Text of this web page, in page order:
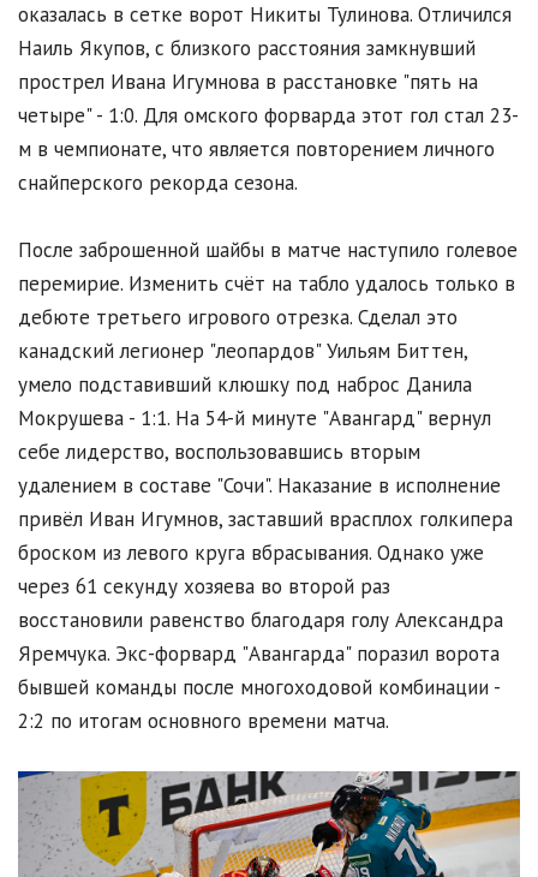
оказалась в сетке ворот Никиты Тулинова. Отличился
Наиль Якупов, с близкого расстояния замкнувший
прострел Ивана Игумнова в расстановке "пять на
четыре" - 1:0. Для омского форварда этот гол стал 23-
м в чемпионате, что является повторением личного
снайперского рекорда сезона.
После заброшенной шайбы в матче наступило голевое
перемирие. Изменить счёт на табло удалось только в
дебюте третьего игрового отрезка. Сделал это
канадский легионер "леопардов" Уильям Биттен,
умело подставивший клюшку под наброс Данила
Мокрушева - 1:1. На 54-й минуте "Авангард" вернул
себе лидерство, воспользовавшись вторым
удалением в составе "Сочи". Наказание в исполнение
привёл Иван Игумнов, заставший врасплох голкипера
броском из левого круга вбрасывания. Однако уже
через 61 секунду хозяева во второй раз
восстановили равенство благодаря голу Александра
Яремчука. Экс-форвард "Авангарда" поразил ворота
бывшей команды после многоходовой комбинации -
2:2 по итогам основного времени матча.